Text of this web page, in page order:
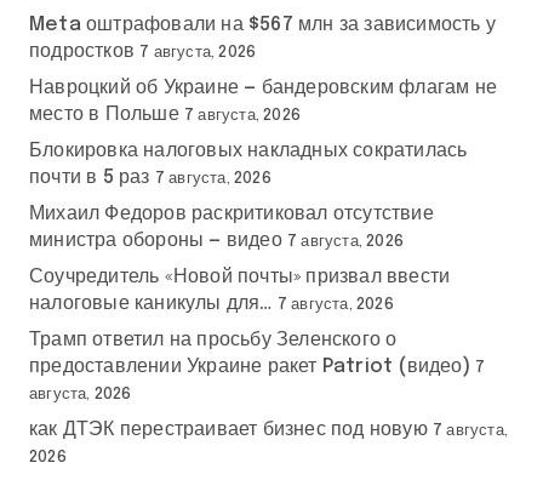
Meta оштрафовали на $567 млн за зависимость у
подростков 7 августа, 2026
Навроцкий об Украине — бандеровским флагам не
место в Польше 7 августа, 2026
Блокировка налоговых накладных сократилась
почти в 5 раз 7 августа, 2026
Михаил Федоров раскритиковал отсутствие
министра обороны — видео 7 августа, 2026
Соучредитель «Новой почты» призвал ввести
налоговые каникулы для… 7 августа, 2026
Трамп ответил на просьбу Зеленского о
предоставлении Украине ракет Patriot (видео) 7
августа, 2026
как ДТЭК перестраивает бизнес под новую 7 августа,
2026